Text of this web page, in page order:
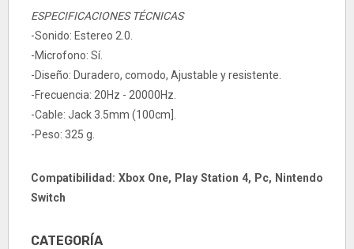
ESPECIFICACIONES TÉCNICAS
-Sonido: Estereo 2.0.
-Microfono: Sí.
-Diseño: Duradero, comodo, Ajustable y resistente.
-Frecuencia: 20Hz - 20000Hz.
-Cable: Jack 3.5mm (100cm].
-Peso: 325 g.
Compatibilidad: Xbox One, Play Station 4, Pc, Nintendo
Switch
CATEGORÍA